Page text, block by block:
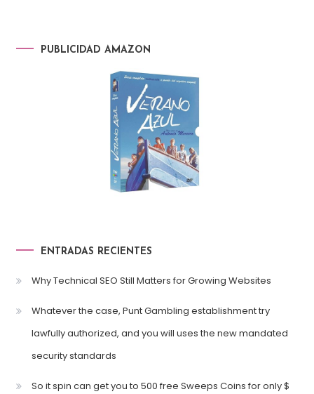
PUBLICIDAD AMAZON
ENTRADAS RECIENTES
Why Technical SEO Still Matters for Growing Websites
Whatever the case, Punt Gambling establishment try
lawfully authorized, and you will uses the new mandated
security standards
So it spin can get you to 500 free Sweeps Coins for only $